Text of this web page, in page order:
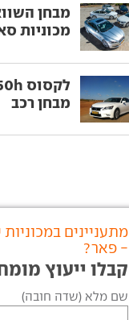
מבחן
מכוניות
מבחן רכב
מתעניינים במכוניות
- פאר?
קבלו ייעוץ
שם מלא (שדה חובה)